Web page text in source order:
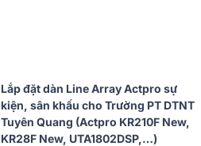
Lắp đặt dàn Line Array Actpro sự
kiện, sân khấu cho Trường PT DTNT
Tuyên Quang (Actpro KR210F New,
KR28F New, UTA1802DSP,…)